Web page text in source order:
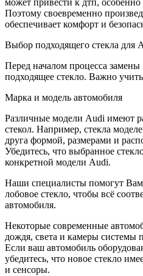
может привести к дтп, особенно
Поэтому своевременно
обеспечивает комфорт и
Выбор подходящего стекла для
Перед началом процесса
подходящее стекло. Важно
Марка и модель автомобиля
Различные модели Audi имеют
стекол. Например, стекла
друга формой, размерами и
Убедитесь, что выбранное
конкретной модели Audi.
Наши специалисты помогут Вам
лобовое стекло, чтобы всё
автомобиля.
Некоторые современные
дождя, света и камеры
Если ваш автомобиль
убедитесь, что новое стекло
и сенсоры.